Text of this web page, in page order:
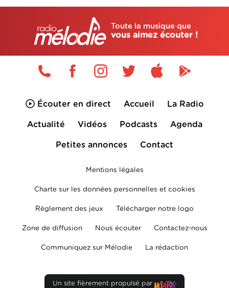
Toute la musique que
vous aimez écouter !
Écouter en direct Accueil La Radio
Actualité Vidéos Podcasts Agenda
Petites annonces Contact
Mentions légales
Charte sur les données personnelles et cookies
Règlement des jeux Télécharger notre logo
Zone de diffusion Nous écouter Contactez-nous
Communiquez sur Mélodie La rédaction
Un site fièrement propulsé par